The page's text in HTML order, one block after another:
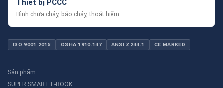
Thiết bị PCCC
Bình chữa cháy, báo cháy, thoát hiểm
ISO 9001:2015 OSHA 1910.147 ANSI Z244.1 CE MARKED
Sản phẩm
SUPER SMART E-BOOK